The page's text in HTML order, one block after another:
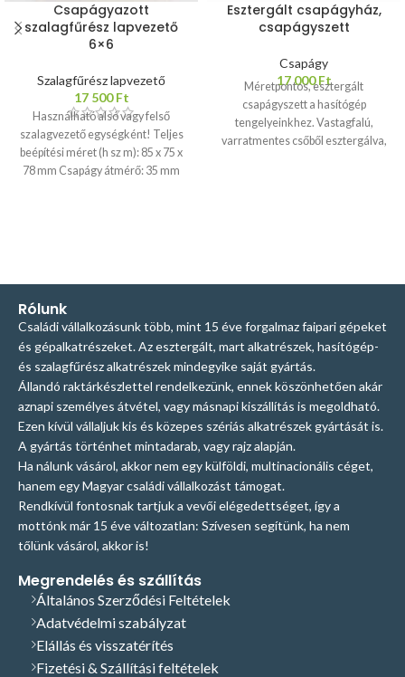
Csapágyazott
szalagfűrész lapvezető
6×6
Szalagfűrész lapvezető
17 500Ft
Használható alsó vagy felső
szalagvezető egységként! Teljes
beépítési méret (h sz m): 85 x 75 x
78 mm Csapágy átmérő: 35 mm
megfelelő termék
kiválasztásában? Hívjon, vagy írjon
nekünk E-mailt, szívesen adunk
segítséget, szakmai tanácsot! Tel:
+36209312694E-mail:
info@hasito.hu
Esztergált csapágyház,
csapágyszett
Csapágy
17 000Ft
Méretpontos, esztergált
csapágyszett a hasítógép
tengelyeinkhez. Vastagfalú,
varratmentes csőből esztergálva,
csapágyszett mind azékszíjhajtású
kardánmeghajtású tengelyhez is
használható. A csapágycsövet
rögzítéshez egyéb alkatrészt a
szett nem tartalmaz, a
csapágycsövön rögzítő fülek nem
találhatóak. Bizonytalan a
megfelelő termék
kiválasztásában? Hívjon, vagy írjon
nekünk E-mailt, szívesen adunk
segítséget, szakmai tanácsot! Tel:
+36209312694 E-mail:
Rólunk
Családi vállalkozásunk több, mint 15 éve forgalmaz faipari gépeket
és gépalkatrészeket. Az esztergált, mart alkatrészek, hasítógép-
és szalagfűrész alkatrészek mindegyike saját gyártás.
Állandó raktárkészlettel rendelkezünk, ennek köszönhetően akár
aznapi személyes átvétel, vagy másnapi kiszállítás is megoldható.
Ezen kívül vállaljuk kis és közepes szériás alkatrészek gyártását is.
A gyártás történhet mintadarab, vagy rajz alapján.
Ha nálunk vásárol, akkor nem egy külföldi, multinacionális céget,
hanem egy Magyar családi vállalkozást támogat.
Rendkívül fontosnak tartjuk a vevői elégedettséget, így a
mottónk már 15 éve változatlan: Szívesen segítünk, ha nem
tőlünk vásárol, akkor is!
Megrendelés és szállítás
Általános Szerződési Feltételek
Adatvédelmi szabályzat
Elállás és visszatérítés
Fizetési & Szállítási feltételek